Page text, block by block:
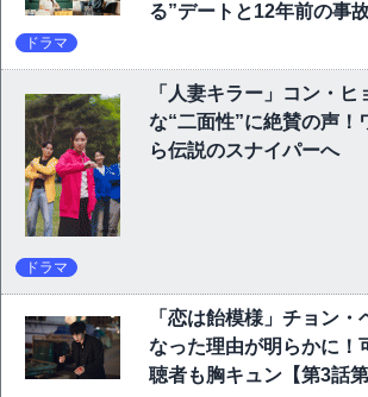
る”デートと12年前の事
ドラマ
「人妻キラー」コン・
な“二面性”に絶賛の声！
ら伝説のスナイパーへ
ドラマ
「恋は飴模様」チョン
なった理由が明らかに！
聴者も胸キュン【第3話第